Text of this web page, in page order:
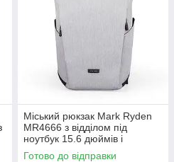
Міський рюкзак Mark Ryden
MR4666 з відділом під
ноутбук 15.6 дюймів і
планшет (Сірий)
Готово до відправки